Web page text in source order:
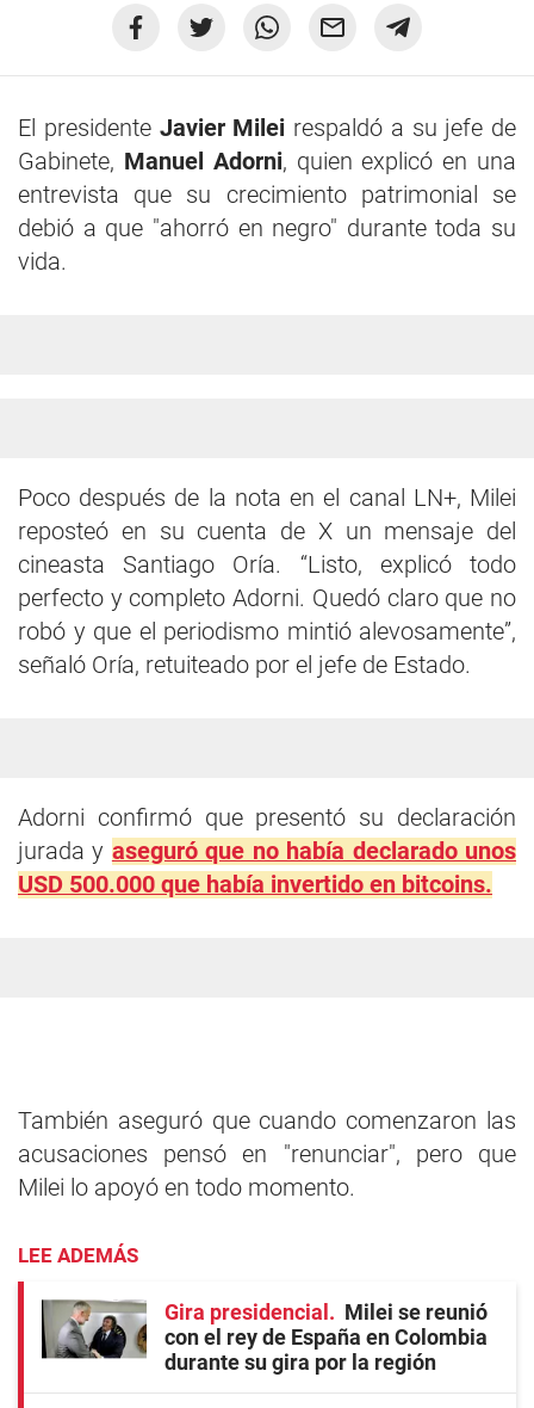
El presidenteJavier Milei respaldó a su jefe de
Gabinete, Manuel Adorni, quien explicó en una
entrevista que su crecimiento patrimonial se
debió a que "ahorró en negro" durante toda su
vida.
Poco después de la nota en el canal LN+, Milei
reposteó en su cuenta de X un mensaje del
cineasta Santiago Oría. “Listo, explicó todo
perfecto y completo Adorni. Quedó claro que no
robó y que el periodismo mintió alevosamente”,
señaló Oría, retuiteado por el jefe de Estado.
Adorni confirmó que presentó su declaración
jurada y aseguró que no había declarado unos
USD 500.000 que había invertido en bitcoins.
También aseguró que cuando comenzaron las
acusaciones pensó en "renunciar", pero que
Milei lo apoyó en todo momento.
LEE ADEMÁS
Gira presidencial
Milei se reunió
con el rey de España en Colombia
durante su gira por la región